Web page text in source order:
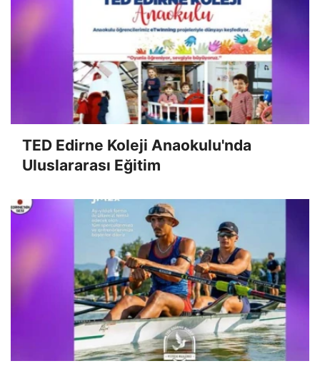
TED Edirne Koleji Anaokulu'nda
Uluslararası Eğitim